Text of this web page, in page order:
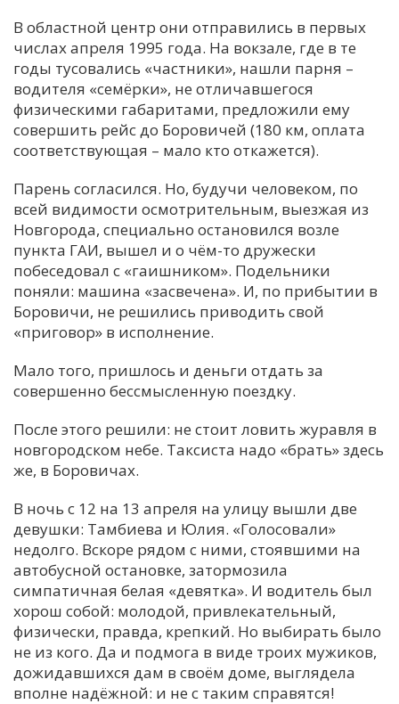
В областной центр они отправились в первых
числах апреля 1995 года. На вокзале, где в те
годы тусовались «частники», нашли парня –
водителя «семёрки», не отличавшегося
физическими габаритами, предложили ему
совершить рейс до Боровичей (180 км, оплата
соответствующая – мало кто откажется).
Парень согласился. Но, будучи человеком, по
всей видимости осмотрительным, выезжая из
Новгорода, специально остановился возле
пункта ГАИ, вышел и о чём-то дружески
побеседовал с «гаишником». Подельники
поняли: машина «засвечена». И, по прибытии в
Боровичи, не решились приводить свой
«приговор» в исполнение.
Мало того, пришлось и деньги отдать за
совершенно бессмысленную поездку.
После этого решили: не стоит ловить журавля в
новгородском небе. Таксиста надо «брать» здесь
же, в Боровичах.
В ночь с 12 на 13 апреля на улицу вышли две
девушки: Тамбиева и Юлия. «Голосовали»
недолго. Вскоре рядом с ними, стоявшими на
автобусной остановке, затормозила
симпатичная белая «девятка». И водитель был
хорош собой: молодой, привлекательный,
физически, правда, крепкий. Но выбирать было
не из кого. Да и подмога в виде троих мужиков,
дожидавшихся дам в своём доме, выглядела
вполне надёжной: и не с таким справятся!